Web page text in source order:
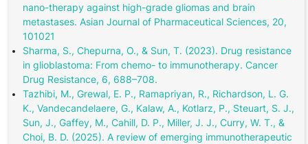
nano-therapy against high-grade gliomas and brain
metastases. Asian Journal of Pharmaceutical Sciences, 20,
101021
Sharma, S., Chepurna, O., & Sun, T. (2023). Drug resistance
in glioblastoma: From chemo- to immunotherapy. Cancer
Drug Resistance, 6, 688–708.
Tazhibi, M., Grewal, E. P., Ramapriyan, R., Richardson, L. G.
K., Vandecandelaere, G., Kalaw, A., Kotlarz, P., Steuart, S. J.,
Sun, J., Gaffey, M., Cahill, D. P., Miller, J. J., Curry, W. T., &
Choi, B. D. (2025). A review of emerging immunotherapeutic